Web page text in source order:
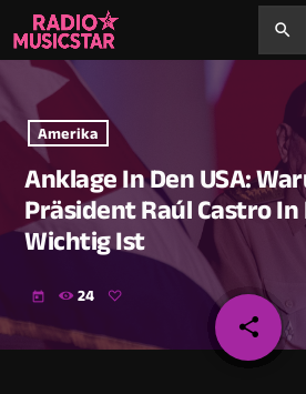
search
Amerika
Anklage In Den USA:
Präsident Raúl Castro In
Wichtig Ist
today 24
share
email